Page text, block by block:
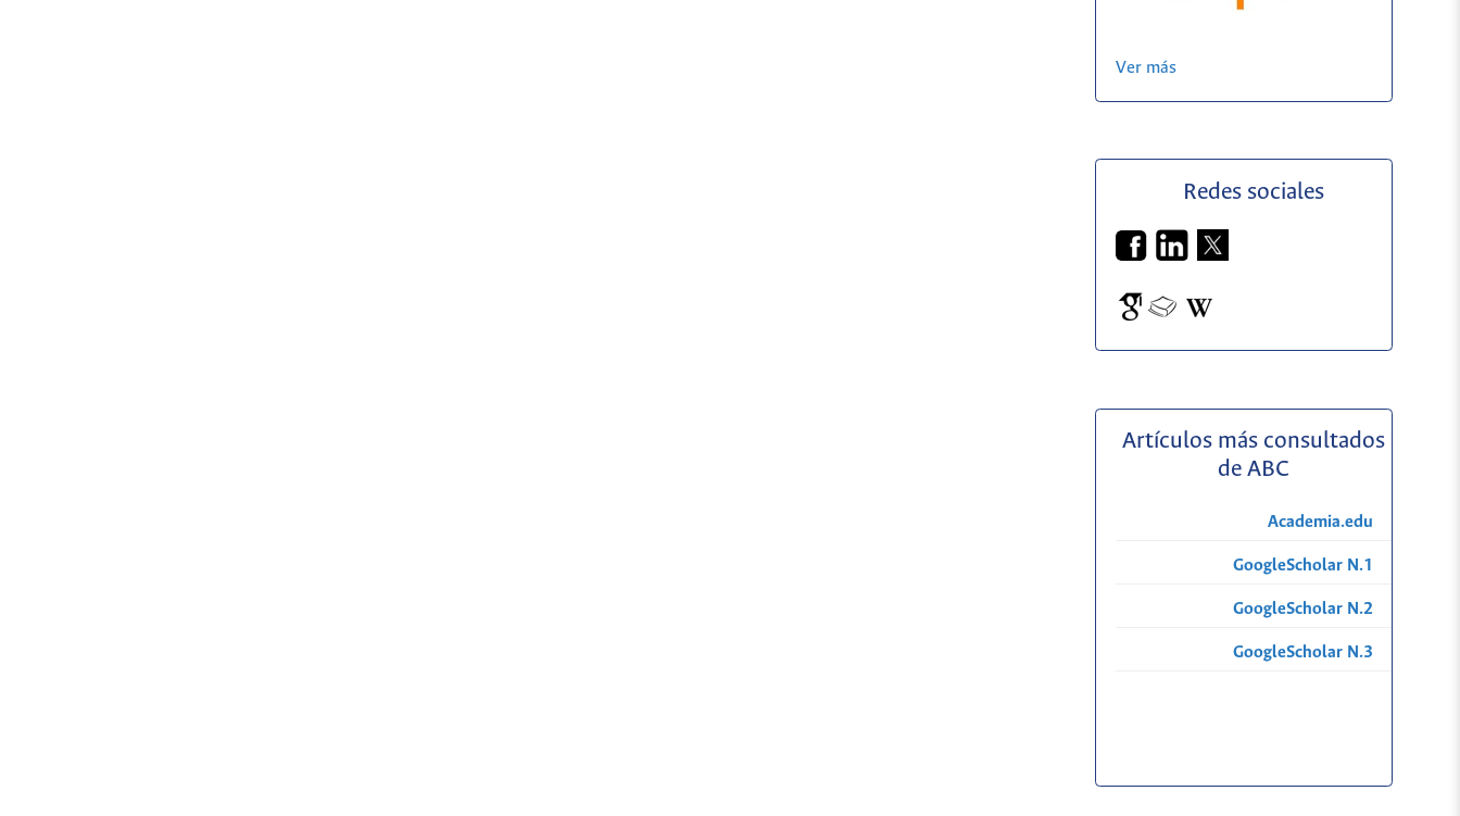
Ver más
Redes sociales
Artículos más consultados
de ABC
Academia.edu
GoogleScholar N.1
GoogleScholar N.2
GoogleScholar N.3